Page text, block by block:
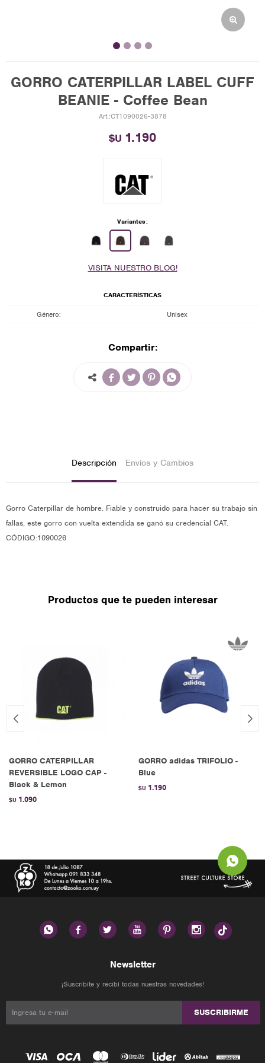
GORRO CATERPILLAR LABEL CUFF
BEANIE - Coffee Bean
CT1090026-3878
$U 1.190
Variantes:
VISITA NUESTRO BLOG!
CARACTERÍSTICAS
Género Unisex
Compartir:
   
Descripción Envíos y Cambios
Gorro Caterpillar de hombre. Fiable y construido para hacer su trabajo sin
fallas, este gorro con vuelta extendida se ganó su credencial CAT.
CÓDIGO:1090026
Productos que te pueden interesar
GORRO CATERPILLAR
REVERSIBLE LOGO CAP -
Black & Lemon
$U 1.090
GORRO adidas TRIFOLIO -
Blue
$U 1.190
     
Newsletter
¡Suscribite y recibí todas nuestras novedades!
SUSCRIBIRME